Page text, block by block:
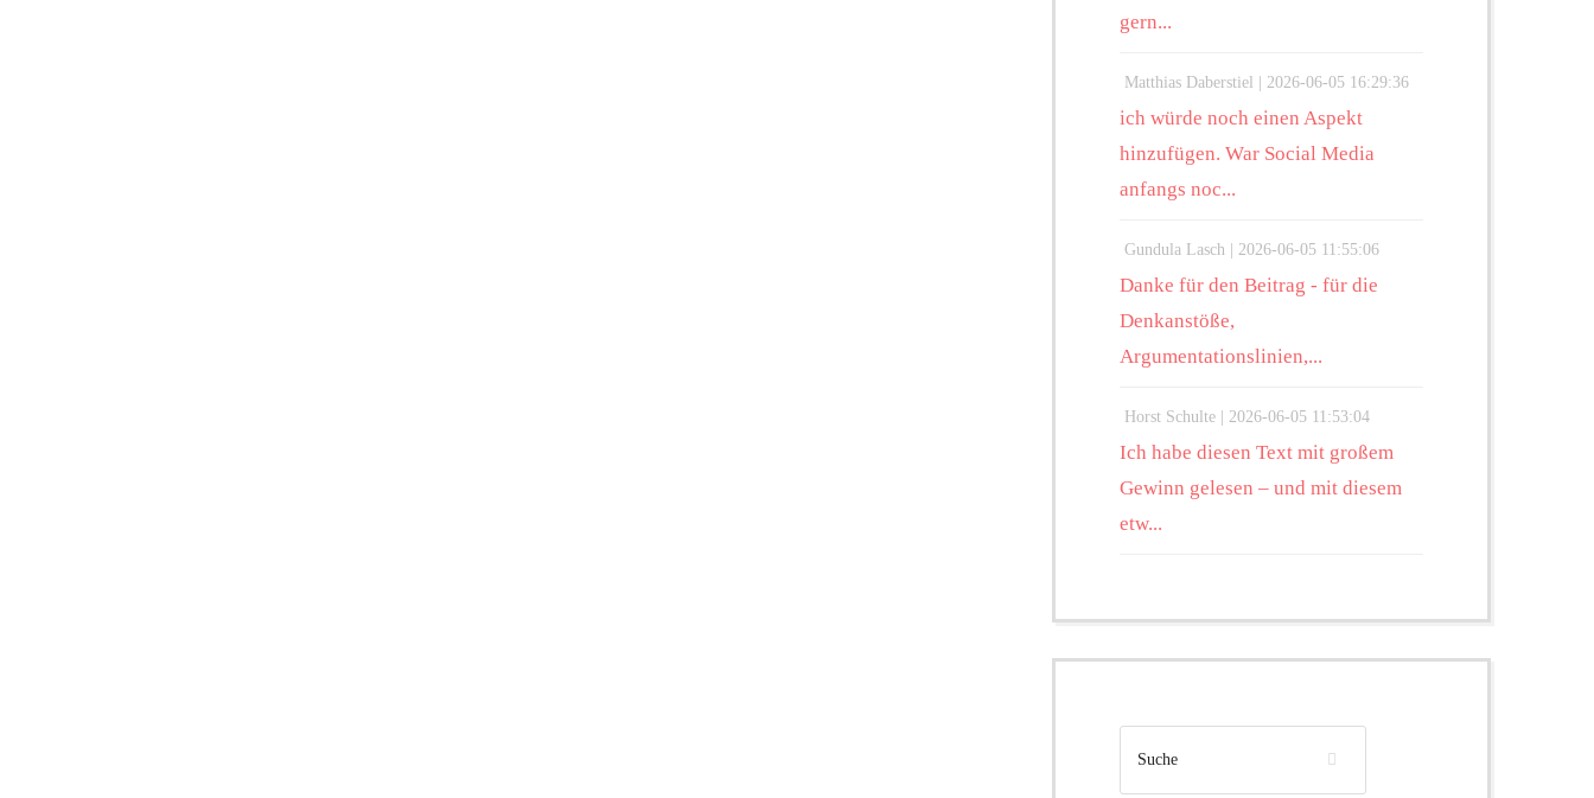
gern...
Matthias Daberstiel | 2026-06-05 16:29:36
ich würde noch einen Aspekt
hinzufügen. War Social Media
anfangs noc...
Gundula Lasch | 2026-06-05 11:55:06
Danke für den Beitrag - für die
Denkanstöße,
Argumentationslinien,...
Horst Schulte | 2026-06-05 11:53:04
Ich habe diesen Text mit großem
Gewinn gelesen – und mit diesem
etw...